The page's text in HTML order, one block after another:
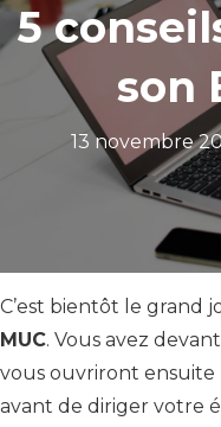
5
son
13 novembre
C’est bientôt le grand
MUC. Vous avez
vous ouvriront ensuite
avant de diriger votre